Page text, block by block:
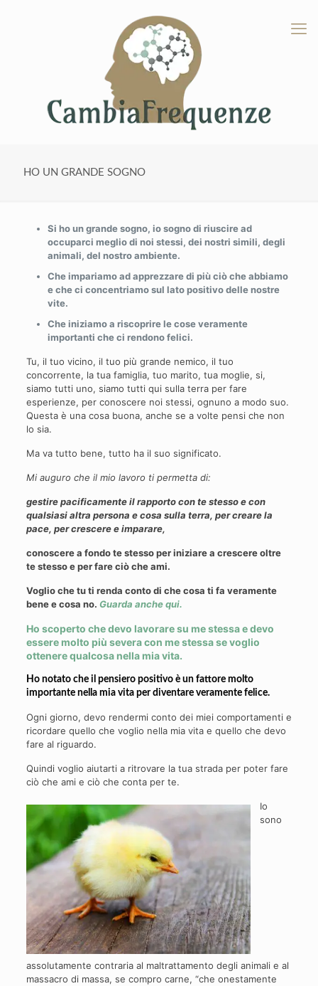
HO UN GRANDE SOGNO
Si ho un grande sogno, io sogno di riuscire ad
occuparci meglio di noi stessi, dei nostri simili, degli
animali, del nostro ambiente.
Che impariamo ad apprezzare di più ciò che abbiamo
e che ci concentriamo sul lato positivo delle nostre
vite.
Che iniziamo a riscoprire le cose veramente
importanti che ci rendono felici.
Tu, il tuo vicino, il tuo più grande nemico, il tuo
concorrente, la tua famiglia, tuo marito, tua moglie, si,
siamo tutti uno, siamo tutti qui sulla terra per fare
esperienze, per conoscere noi stessi, ognuno a modo suo.
Questa è una cosa buona, anche se a volte pensi che non
lo sia.
Ma va tutto bene, tutto ha il suo significato.
Mi auguro che il mio lavoro ti permetta di:
gestire pacificamente il rapporto con te stesso e con
qualsiasi altra persona e cosa sulla terra, per creare la
pace, per crescere e imparare,
conoscere a fondo te stesso per iniziare a crescere oltre
te stesso e per fare ciò che ami.
Voglio che tu ti renda conto di che cosa ti fa veramente
bene e cosa no. Guarda anche qui.
Ho scoperto che devo lavorare su me stessa e devo
essere molto più severa con me stessa se voglio
ottenere qualcosa nella mia vita.
Ho notato che il pensiero positivoè un fattore molto
importante nella mia vita per diventare veramente felice.
Ogni giorno, devo rendermi conto dei miei comportamenti e
ricordare quello che voglio nella mia vita e quello che devo
fare al riguardo.
Quindi voglio aiutarti a ritrovare la tua strada per poter fare
ciò che ami e ciò che conta per te.
Io
sono
assolutamente contraria al maltrattamento degli animali e al
massacro di massa, se compro carne, “che onestamente